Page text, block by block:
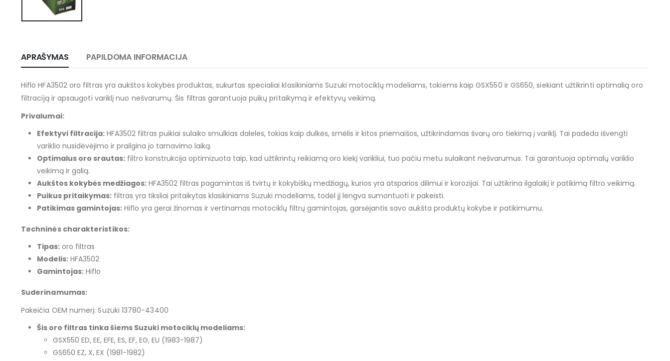
APRAŠYMAS PAPILDOMA INFORMACIJA
Hiflo HFA3502 oro filtras yra aukštos kokybės produktas, sukurtas specialiai klasikiniams Suzuki motociklų modeliams, tokiems kaip GSX550 ir GS650, siekiant užtikrinti optimalią oro
filtraciją ir apsaugoti variklį nuo nešvarumų. Šis filtras garantuoja puikų pritaikymą ir efektyvų veikimą.
Privalumai:
Efektyvi filtracija: HFA3502 filtras puikiai sulaiko smulkias daleles, tokias kaip dulkės, smėlis ir kitos priemaišos, užtikrindamas švarų oro tiekimą į variklį. Tai padeda išvengti
variklio nusidėvėjimo ir prailgina jo tarnavimo laiką.
Optimalus oro srautas: filtro konstrukcija optimizuota taip, kad užtikrintų reikiamą oro kiekį varikliui, tuo pačiu metu sulaikant nešvarumus. Tai garantuoja optimalų variklio
veikimą ir galią.
Aukštos kokybės medžiagos: HFA3502 filtras pagamintas iš tvirtų ir kokybiškų medžiagų, kurios yra atsparios dilimui ir korozijai. Tai užtikrina ilgalaikį ir patikimą filtro veikimą.
Puikus pritaikymas: filtras yra tiksliai pritaikytas klasikiniams Suzuki modeliams, todėl jį lengva sumontuoti ir pakeisti.
Patikimas gamintojas: Hiflo yra gerai žinomas ir vertinamas motociklų filtrų gamintojas, garsėjantis savo aukšta produktų kokybe ir patikimumu.
Techninės charakteristikos:
Tipas: oro filtras
Modelis: HFA3502
Gamintojas: Hiflo
Suderinamumas:
Pakeičia OEM numerį: Suzuki 13780-43400
Šis oro filtras tinka šiems Suzuki motociklų modeliams:
GSX550 ED, EE, EFE, ES, EF, EG, EU (1983-1987)
GS650 EZ, X, EX (1981-1982)